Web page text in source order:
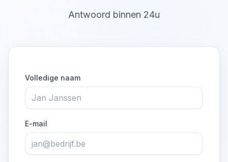
Antwoord binnen 24u
Volledige naam
E-mail